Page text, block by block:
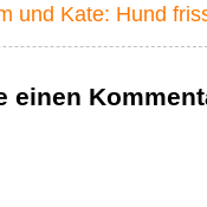
und Kate: Hund
einen